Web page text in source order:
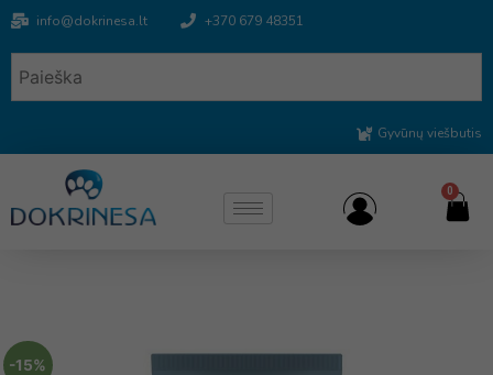
info@dokrinesa.lt +370 679 48351
Gyvūnų viešbutis
0
-15%